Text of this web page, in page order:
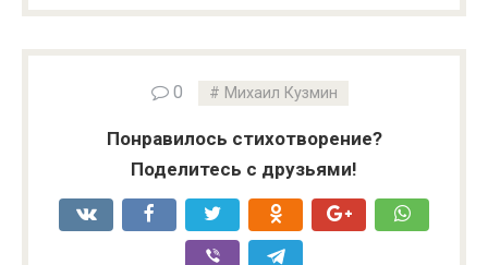
0 Михаил Кузмин
Понравилось стихотворение?
Поделитесь с друзьями!